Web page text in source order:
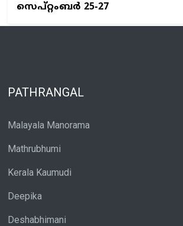
സെപ്റ്റംബര്‍ 25-27
PATHRANGAL
Malayala Manorama
Mathrubhumi
Kerala Kaumudi
Deepika
Deshabhimani